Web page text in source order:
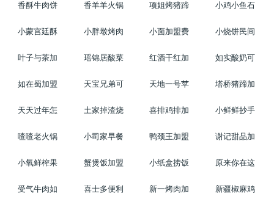
香酥牛肉饼 香羊羊火锅 项姐烤猪蹄 小鸡小鱼石
小蒙宫廷酥 小胖墩烤肉 小面加盟费 小烧饼民间
叶子与茶加 瑶锦居酸菜 红酒干红加 如实酸奶可
如在蜀加盟 天宝兄弟可 天地一号苹 塔桥猪蹄加
天天过年怎 土家掉渣烧 喜排鸡排加 小鲜鲜抄手
喳喳老火锅 小司家早餐 鸭颈王加盟 谢记甜品加
小氧鲜榨果 蟹煲饭加盟 小纸盒捞饭 原来你在这
受气牛肉如 喜士多便利 新一烤肉加 新疆椒麻鸡